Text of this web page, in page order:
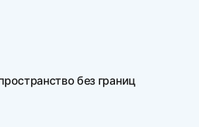
без границ